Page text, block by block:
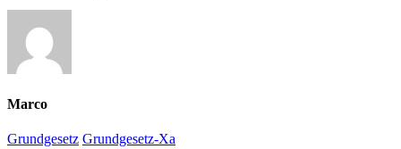
Marco
Grundgesetz Grundgesetz-Xa